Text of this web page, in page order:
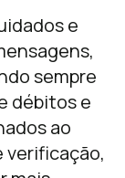
e
sempre
débitos e
ao
verificação,